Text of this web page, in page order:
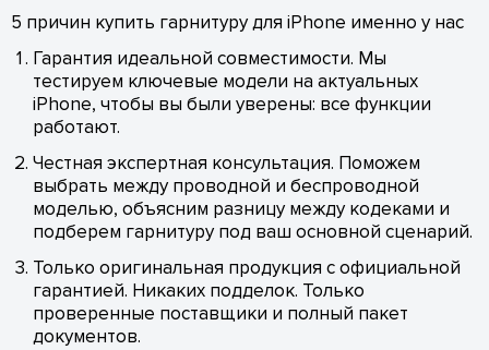
5 причин купить гарнитуру для iPhone именно у нас
Гарантия идеальной совместимости. Мы
тестируем ключевые модели на актуальных
iPhone, чтобы вы были уверены: все функции
работают.
Честная экспертная консультация. Поможем
выбрать между проводной и беспроводной
моделью, объясним разницу между кодеками и
подберем гарнитуру под ваш основной сценарий.
Только оригинальная продукция с официальной
гарантией. Никаких подделок. Только
проверенные поставщики и полный пакет
документов.